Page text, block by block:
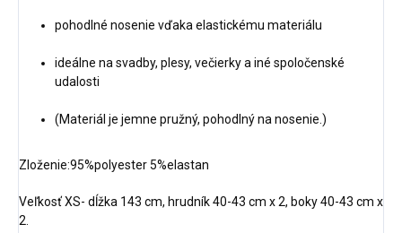
pohodlné nosenie vďaka elastickému materiálu
ideálne na svadby, plesy, večierky a iné spoločenské
udalosti
(Materiál je jemne pružný, pohodlný na nosenie.)
Zloženie:95%polyester 5%elastan
Veľkosť XS- dĺžka 143 cm, hrudník 40-43 cm x 2, boky 40-43 cm x
2.